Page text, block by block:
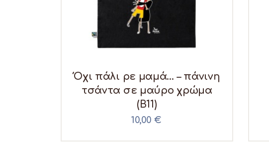
Όχι πάλι ρε μαμά… – πάνινη
τσάντα σε μαύρο χρώμα
(B11)
10,00 €